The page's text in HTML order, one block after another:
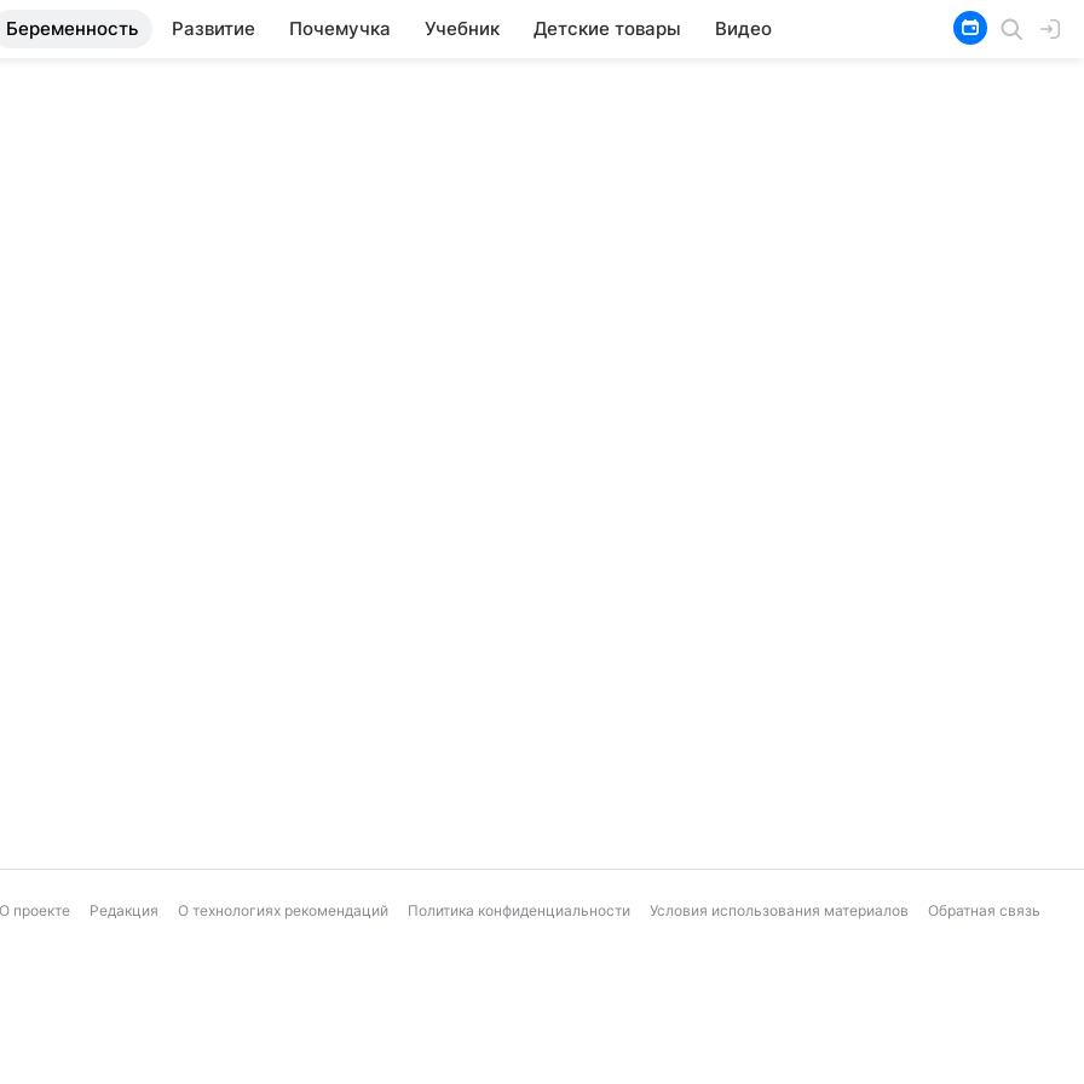
Беременность Развитие Почемучка Учебник Детские товары Видео
О проекте Редакция О технологиях рекомендаций Политика конфиденциальности Условия использования материалов Обратная связь